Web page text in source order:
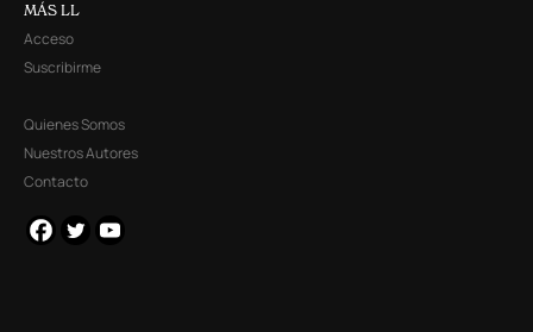
MÁS LL
Acceso
Suscribirme
Quienes Somos
Nuestros Autores
Contacto